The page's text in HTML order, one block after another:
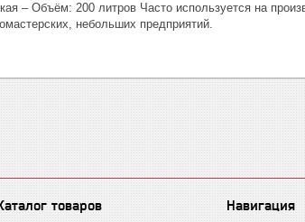
– Объём: 200 литров Часто используется на
небольших предприятий.
товаров Навигация